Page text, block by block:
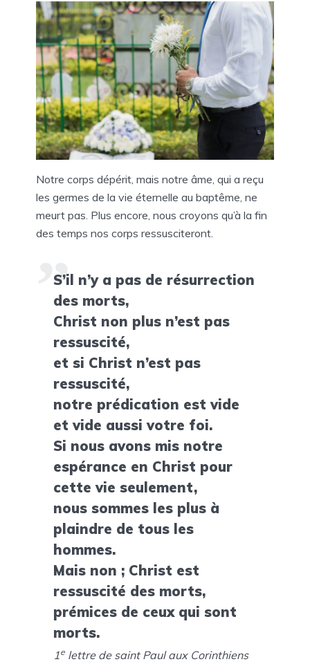
Notre corps dépérit, mais notre âme, qui a reçu
les germes de la vie éternelle au baptême, ne
meurt pas. Plus encore, nous croyons qu’à la fin
des temps nos corps ressusciteront.
S’il n’y a pas de résurrection
des morts,
Christ non plus n’est pas
ressuscité,
et si Christ n’est pas
ressuscité,
notre prédication est vide
et vide aussi votre foi.
Si nous avons mis notre
espérance en Christ pour
cette vie seulement,
nous sommes les plus à
plaindre de tous les
hommes.
Mais non ; Christ est
ressuscité des morts,
prémices de ceux qui sont
morts.
1e lettre de saint Paul aux Corinthiens